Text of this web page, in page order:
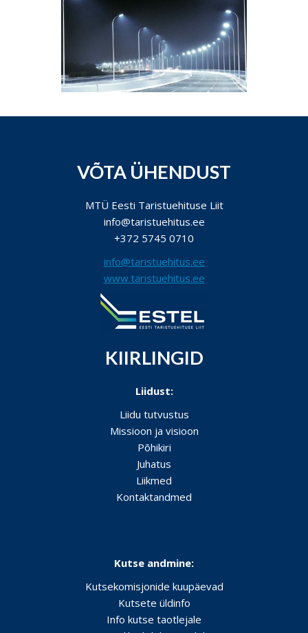
VÕTA ÜHENDUST
MTÜ Eesti Taristuehituse Liit
info@taristuehitus.ee
+372 5745 0710
info@taristuehitus.ee
www.taristuehitus.ee
KIIRLINGID
Liidust:
Liidu tutvustus
Missioon ja visioon
Põhikiri
Juhatus
Liikmed
Kontaktandmed
Kutse andmine:
Kutsekomisjonide kuupäevad
Kutsete üldinfo
Info kutse taotlejale